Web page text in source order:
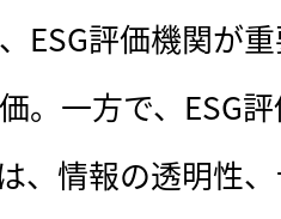
ESG評価機関が
。一方で、ESG
、情報の透明性